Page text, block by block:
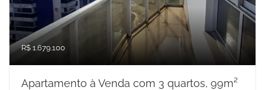
R$ 1.679.100
Apartamento à Venda com 3 quartos, 99m²